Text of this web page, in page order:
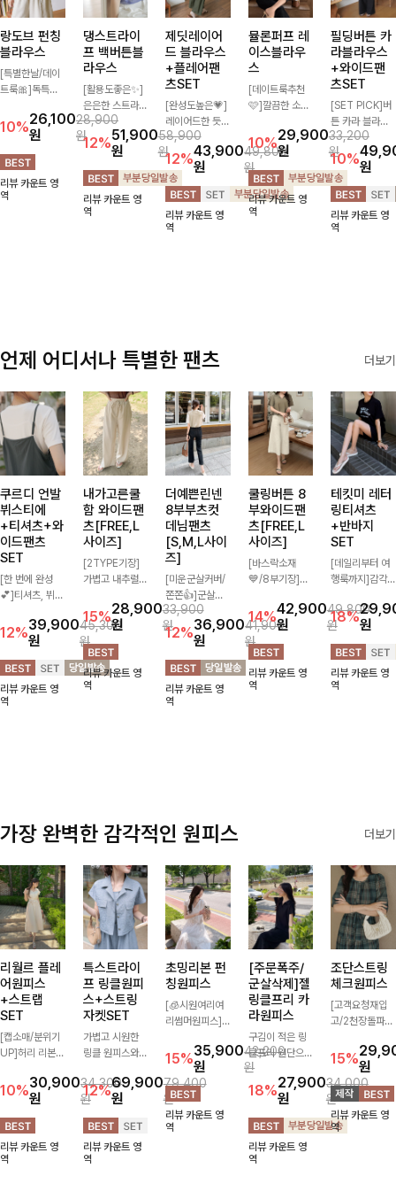
랑도브 펀칭
블라우스
[특별한날/데이
트룩🎀]독특한
시원해보이면서
로맨틱한 무드를
선사하는 블라우
스:) 풍성한 퍼프
소매와 밑단 셔
링으로 스타일을
10%26,100
원
28,900
원
리뷰 카운트 영
역
댕스트라이
프 백버튼블
라우스
[활용도좋은✨]
은은한 스트라이
프 패턴이 더해
져 심플한 코디
에도 세련된 포
인트를 더해드리
며 깔끔한 스트
라이프 디테일로
유행 없이 오래
12%51,900
원
58,900
원
리뷰 카운트 영
역
제딧레이어
드 블라우스
+플레어팬
츠SET
[완성도높은💗]
레이어드한 듯
자연스러운 나시
와 버튼 원피스
가 함께 구성된
세트 아이템입니
다. 코디 고민 없
이 한 벌만으로
도 내추럴하면서
12%43,900
원
49,800
원
리뷰 카운트 영
역
뮬론퍼프 레
이스블라우
스
[데이트룩추천
🩷]깔끔한 소매
자수로 사랑스러
운 분위기를 담
았으며 은은한
체크 패턴이 더
해져 밋밋함 없
이 여성스러움
10%29,900
원
33,200
원
리뷰 카운트 영
역
필딩버튼 카
라블라우스
+와이드팬
츠SET
[SET PICK]버
튼 카라 블라우
스와 팬츠, 스트
랩까지 구성된
활용도 높은 3
종 세트 🤍 코디
걱정 없이 한 번
에 완성도 있는
스타일링을 연출
10%원
리뷰 카운트 영
역
언제 어디서나 특별한 팬츠 더보기
쿠르디 언발
뷔스티에
+티셔츠+와
이드팬츠
SET
[한 번에 완성
💕]티셔츠, 뷔스
한 번에 구성된
실속 있는 3피
스 세트 🖤 따로
또 같이 활용하
기 좋아 코디 걱
정 없이 데일리
12%39,900
원
45,300
원
리뷰 카운트 영
역
내가고른쿨
함 와이드팬
츠[FREE,L
사이즈]
[2TYPE기장]
가볍고 내추럴한
시즌 시원하게
즐기기 좋은 와
이드 팬츠! 허리
밴딩과 스트링
디테일로 편안한
착용감을 더했으
15%28,900
원
33,900
원
리뷰 카운트 영
역
더예쁜린넨
8부부츠컷
데님팬츠
[S,M,L사이
즈]
[미운군살커버/
쫀쫀👍]군살을
잡아주는 깔끔한
부츠컷 핏에 발
목이 드러나는
8부 기장으로
다리를 슬림하고
길어보이게 만들
어주며 생지 소
12%36,900
원
41,900
원
리뷰 카운트 영
역
쿨링버튼 8
부와이드팬
츠[FREE,L
사이즈]
[바스락소재
💙/8부기장]사
일이 은은한 포
인트가 되어주는
와이드 팬츠입니
다. 여유롭게 떨
어지는 실루엣과
가볍게 바스락거
14%42,900
원
49,800
원
리뷰 카운트 영
역
테킷미 레터
링티셔츠
+반바지
SET
[데일리부터 여
행룩까지]감각
셔츠와 플레어
핏 반바지가 함
께 구성된 세트
아이템으로, 편
안하면서도 캐주
얼한 꾸안꾸룩을
18%원
리뷰 카운트 영
역
가장 완벽한 감각적인 원피스 더보기
리월르 플레
어원피스
+스트랩
SET
[캡소매/분위기
UP]허리 리본
구성되어 여성스
럽고 우아한 실
루엣을 완성해주
는 원피스- 자연
스럽게 퍼지는
플레어 라인과
10%30,900
원
34,300
원
리뷰 카운트 영
역
특스트라이
프 링클원피
스+스트링
자켓SET
가볍고 시원한
링클 원피스와
세트로 구성되어
코디 고민 없이
완성도 높은 스
타일링을 연출해
주는 아이템 🤍
따로 또 같이 활
12%69,900
원
79,400
원
리뷰 카운트 영
역
초밍리본 펀
칭원피스
[🧊시원여리여
리썸머원피스]
테일과 리본 포
인트가 어우러져
사랑스러운 무드
를 더한 원피스
🤍 여리하게 퍼
지는 실루엣으로
15%35,900
원
42,200
원
리뷰 카운트 영
역
[주문폭주/
군살삭제]젤
링클프리 카
라원피스
구김이 적은 링
클프리 원단으로
항상 깔끔하게
착용 가능하며
일자로 떨어지는
넉넉한 핏으로
군살을 완벽히
커버해주는 원피
스에요🖤
18%27,900
원
34,000
원
리뷰 카운트 영
역
조단스트링
체크원피스
[고객요청재입
고/2천장돌파
용해줘도 스타일
리시해 보이는
휘뚜루 마뚜루
아이템 ~ ! 인생
샷 건질 수 있는
세련된 무드의
15%원
리뷰 카운트 영
역